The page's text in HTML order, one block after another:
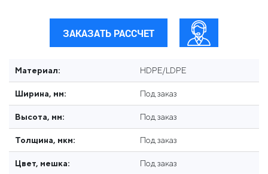
ЗАКАЗАТЬ РАССЧЕТ
Материал: HDPE/LDPE
Ширина, мм: Под заказ
Высота, мм: Под заказ
Толщина, мкм: Под заказ
Цвет, мешка: Под заказ